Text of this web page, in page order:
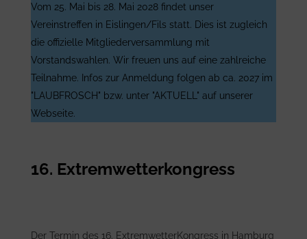
Vom 25. Mai bis 28. Mai 2028 findet unser
Vereinstreffen in Eislingen/Fils statt. Dies ist zugleich
die offizielle Mitgliederversammlung mit
Vorstandswahlen. Wir freuen uns auf eine zahlreiche
Teilnahme. Infos zur Anmeldung folgen ab ca. 2027 im
"LAUBFROSCH" bzw. unter "AKTUELL" auf unserer
Webseite.
16. Extremwetterkongress
Der Termin des 16. ExtremwetterKongress in Hamburg